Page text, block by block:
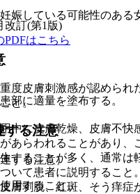
娠している可能性のある
度皮膚刺激感が認められ
と。
中に皮膚乾燥、皮膚不快
あらわれることがあり、
することが多く、通常は
いて患者に説明すること
膚剥脱、紅斑、そう痒症
改訂(第1版)
PDFはこちら
部に適量を塗布する。
する注意
する注意）
用すること。